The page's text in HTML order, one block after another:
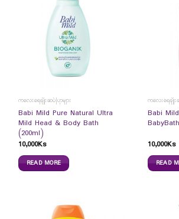
ကလေးရေချိုးဆပ်ပြာများ
Babi Mild Pure Natural Ultra
Mild Head & Body Bath
(200ml)
10,000Ks
READ MORE
ကလေးရေချိုးဆ
Babi
10,000Ks
READ